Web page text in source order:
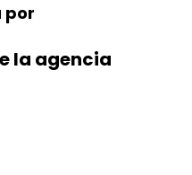
por
la agencia